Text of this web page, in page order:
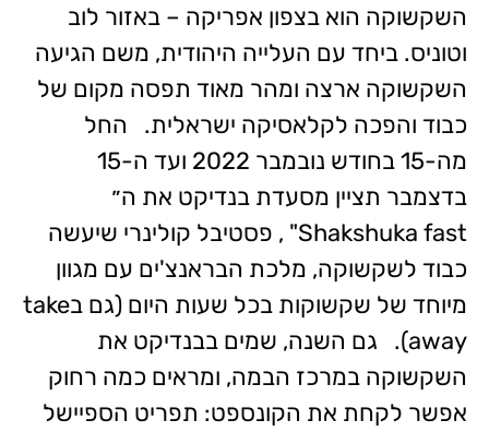
השקשוקה הוא בצפון אפריקה – באזור לוב
וטוניס. ביחד עם העלייה היהודית, משם הגיעה
השקשוקה ארצה ומהר מאוד תפסה מקום של
כבוד והפכה לקלאסיקה ישראלית. החל
מה-15 בחודש נובמבר 2022 ועד ה-15
בדצמבר תציין מסעדת בנדיקט את ה״
Shakshuka fast" , פסטיבל קולינרי שיעשה
כבוד לשקשוקה, מלכת הבראנצ'ים עם מגוון
מיוחד של שקשוקות בכל שעות היום (גם בtake
away). גם השנה, שמים בבנדיקט את
השקשוקה במרכז הבמה, ומראים כמה רחוק
אפשר לקחת את הקונספט: תפריט הספיישל